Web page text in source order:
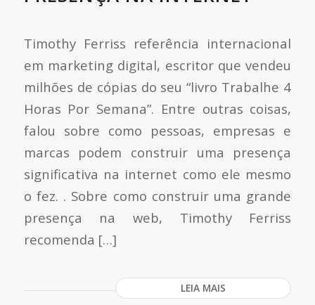
Timothy Ferriss referência internacional
em marketing digital, escritor que vendeu
milhões de cópias do seu “livro Trabalhe 4
Horas Por Semana”. Entre outras coisas,
falou sobre como pessoas, empresas e
marcas podem construir uma presença
significativa na internet como ele mesmo
o fez. . Sobre como construir uma grande
presença na web, Timothy Ferriss
recomenda […]
LEIA MAIS